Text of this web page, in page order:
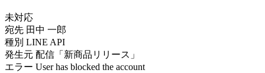
未対応
宛先 田中 一郎
種別 LINE API
発生元 配信「新商品リリース」
エラー User has blocked the account